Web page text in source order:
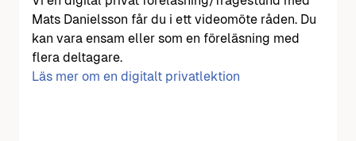
Mats Danielsson får du i ett videomöte råden. Du
kan vara ensam eller som en föreläsning med
flera deltagare.
Läs mer om en digitalt privatlektion